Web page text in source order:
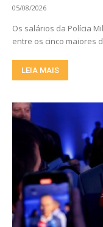
05/08/2026
Os salários da Polícia
entre os cinco maiores
LEIA MAIS